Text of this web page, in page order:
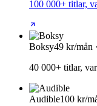
100 000+ titlar,
Boksy49 kr/mån
40 000+ titlar,
Audible100 kr/